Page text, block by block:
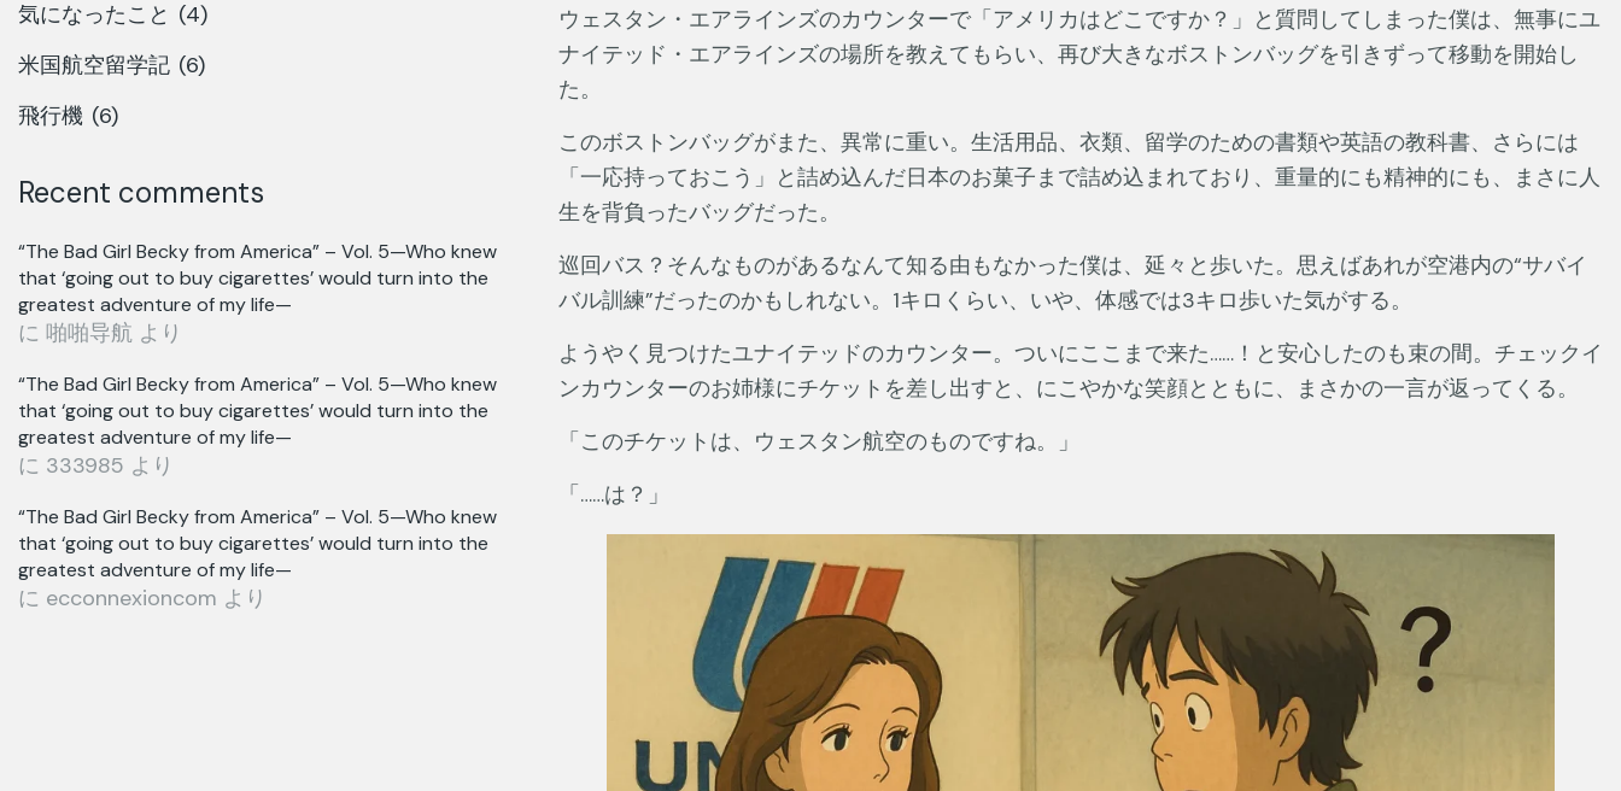
ウェスタン・エアラインズのカウンターで「アメリカはどこですか？」と質問してしまった僕は、無事にユ
ナイテッド・エアラインズの場所を教えてもらい、再び大きなボストンバッグを引きずって移動を開始し
た。
このボストンバッグがまた、異常に重い。生活用品、衣類、留学のための書類や英語の教科書、さらには
「一応持っておこう」と詰め込んだ日本のお菓子まで詰め込まれており、重量的にも精神的にも、まさに人
生を背負ったバッグだった。
巡回バス？そんなものがあるなんて知る由もなかった僕は、延々と歩いた。思えばあれが空港内の“サバイ
バル訓練”だったのかもしれない。1キロくらい、いや、体感では3キロ歩いた気がする。
ようやく見つけたユナイテッドのカウンター。ついにここまで来た……！と安心したのも束の間。チェックイ
ンカウンターのお姉様にチケットを差し出すと、にこやかな笑顔とともに、まさかの一言が返ってくる。
「このチケットは、ウェスタン航空のものですね。」
「……は？」
気になったこと (4)
米国航空留学記 (6)
飛行機 (6)
Recent comments
“The Bad Girl Becky from America” – Vol. 5—Who knew
that ‘going out to buy cigarettes’ would turn into the
greatest adventure of my life—
に 啪啪导航 より
“The Bad Girl Becky from America” – Vol. 5—Who knew
that ‘going out to buy cigarettes’ would turn into the
greatest adventure of my life—
に 333985 より
“The Bad Girl Becky from America” – Vol. 5—Who knew
that ‘going out to buy cigarettes’ would turn into the
greatest adventure of my life—
に ecconnexioncom より